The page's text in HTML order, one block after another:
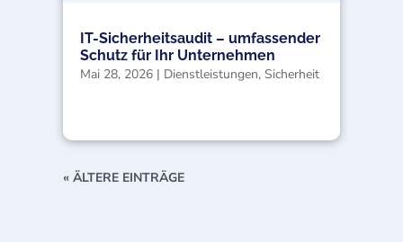
IT-Sicherheitsaudit – umfassender
Schutz für Ihr Unternehmen
Mai 28, 2026 | Dienstleistungen, Sicherheit
« ÄLTERE EINTRÄGE